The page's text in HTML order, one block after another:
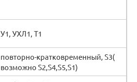
У1, УХЛ1, Т1
повторно-кратковременный, S3(
возможно S2,S4,S5,S1)